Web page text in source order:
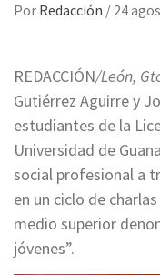
Por Redacción / 24
REDACCIÓN/León,
Gutiérrez Aguirre y
estudiantes de la
Universidad de
social profesional a
en un ciclo de
medio superior
jóvenes”.